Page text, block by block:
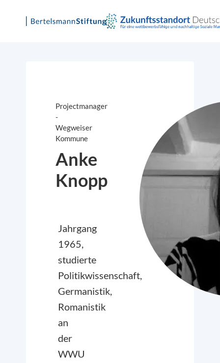
Projectmanager
-
Wegweiser
Kommune
Anke
Knopp
Jahrgang
1965,
studierte
Politikwissenschaft,
Germanistik,
Romanistik
an
der
WWU